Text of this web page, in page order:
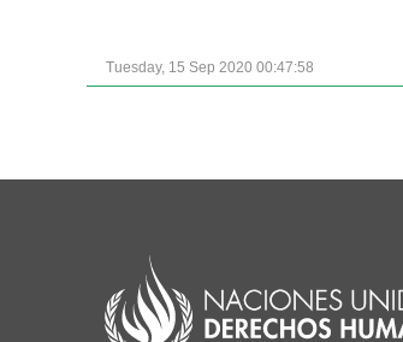
Tuesday, 15 Sep 2020 00:47:58